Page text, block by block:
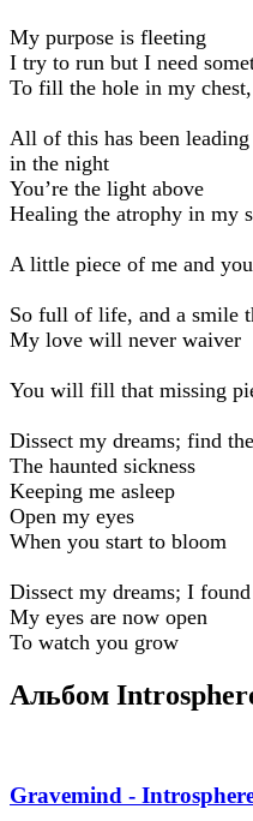
My purpose is fleeting
I try to run but I need
To fill the hole in my
All of this has been
in the night
You’re the light above
Healing the atrophy in my
A little piece of me and
So full of life, and a smile
My love will never waiver
You will fill that missing
Dissect my dreams; find
The haunted sickness
Keeping me asleep
Open my eyes
When you start to bloom
Dissect my dreams; I found
My eyes are now open
To watch you grow
Альбом
Gravemind -